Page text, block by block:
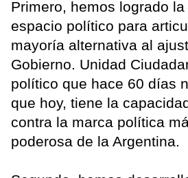
Primero, hemos logrado
espacio político para
mayoría alternativa al
Gobierno. Unidad
político que hace 60 días
que hoy, tiene la
contra la marca política
poderosa de la Argentina.